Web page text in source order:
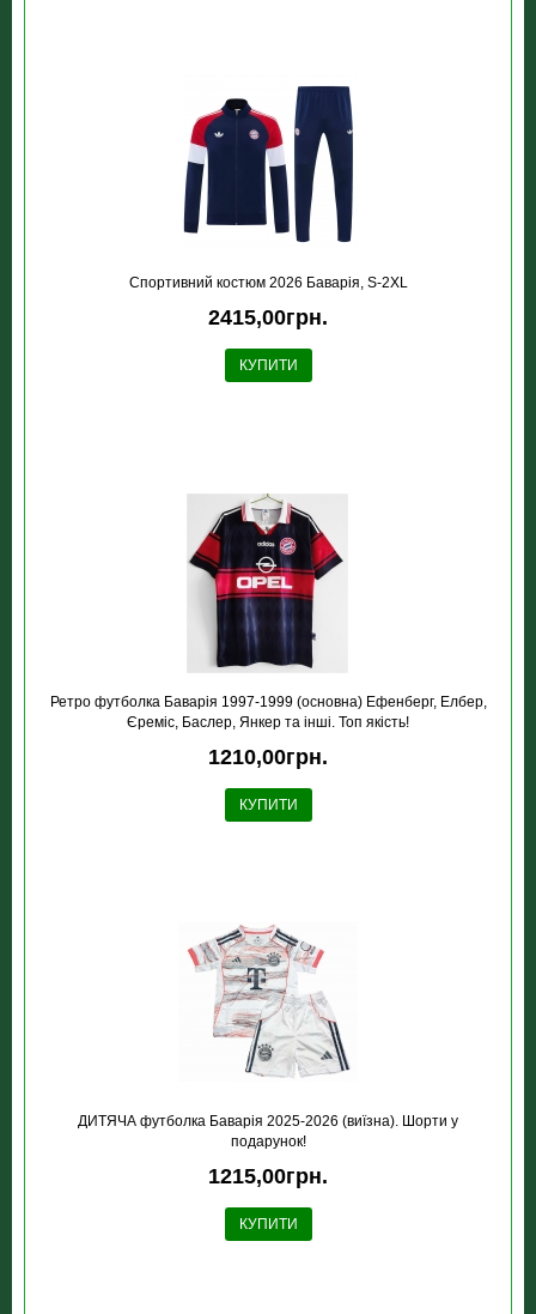
Спортивний костюм 2026 Баварія, S-2XL
2415,00грн.
КУПИТИ
Ретро футболка Баварія 1997-1999 (основна) Ефенберг, Елбер,
Єреміс, Баслер, Янкер та інші. Топ якість!
1210,00грн.
КУПИТИ
ДИТЯЧА футболка Баварія 2025-2026 (виїзна). Шорти у
подарунок!
1215,00грн.
КУПИТИ